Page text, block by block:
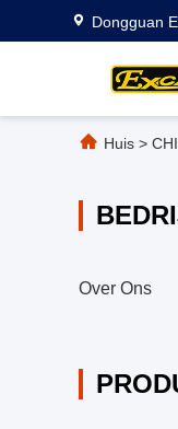
Dongguan
Huis >
Over Ons